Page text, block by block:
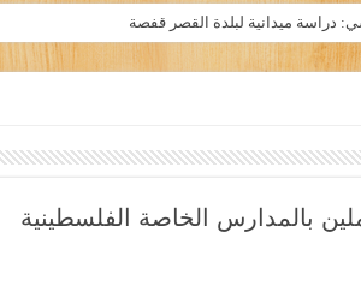
الخاصة الفلسطينية من وجهة نظر العاملين أنفسهم
بالمدارس الخاصة الفلسطينية